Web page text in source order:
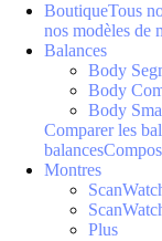
BoutiqueTous
nos modèles de
Balances
Body
Body
Body
Comparer les
balances
Montres
Plus